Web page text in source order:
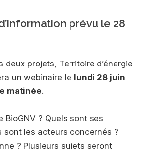
prévu le 28
deux projets, Territoire d’énergie
un webinaire le lundi 28 juin
matinée.
BioGNV ? Quels sont ses
sont les acteurs concernés ?
? Plusieurs sujets seront